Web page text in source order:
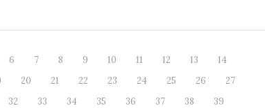
6 7 8 9 10 11 12 13
14
20 21 22 23 24 25 26
27
32 33 34 35 36 37 38
39